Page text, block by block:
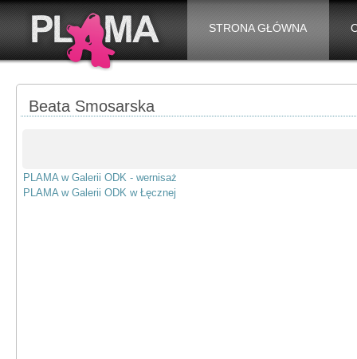
STRONA GŁÓWNA
Beata Smosarska
PLAMA w Galerii ODK - wernisaż
PLAMA w Galerii ODK w Łęcznej